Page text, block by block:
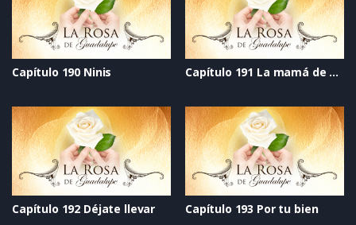
Capítulo 190 Ninis Capítulo 191 La mamá de mi mejor amigo
Capítulo 192 Déjate llevar Capítulo 193 Por tu bien